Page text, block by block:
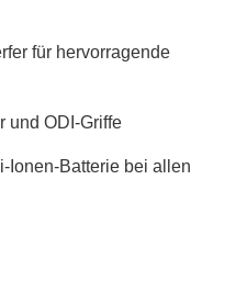
für hervorragende
und ODI-Griffe
Ionen-Batterie bei allen